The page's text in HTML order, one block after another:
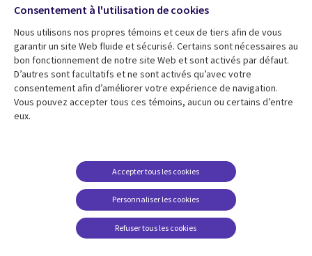
Ressources
Library
SECTIONS
Articles
Études de cas
Support
FR
Confidentialité
Accessibilité
Données personnelles
Centre de gestion des
réseaux
Social
Media
LUXEMBOURG
Consentement à l'utilisation de cookies
Nous utilisons nos propres témoins et ceux de tiers afin de vous
garantir un site Web fluide et sécurisé. Certains sont nécessaires au
bon fonctionnement de notre site Web et sont activés par défaut.
D’autres sont facultatifs et ne sont activés qu’avec votre
consentement afin d’améliorer votre expérience de navigation.
Vous pouvez accepter tous ces témoins, aucun ou certains d’entre
eux.
Personnaliser les cookies
Accepter tous les cookies
Refuser tous les cookies